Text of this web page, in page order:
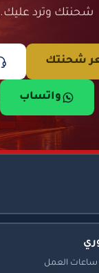
شحنتك وترد عليك.
شحنتك
واتساب
ساعات العمل